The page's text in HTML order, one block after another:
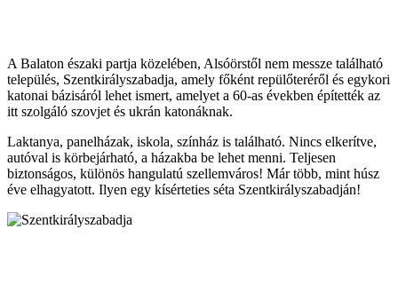
A Balaton északi partja közelében, Alsóörstől nem messze található
település, Szentkirályszabadja, amely főként repülőteréről és egykori
katonai bázisáról lehet ismert, amelyet a 60-as években építették az
itt szolgáló szovjet és ukrán katonáknak.
Laktanya, panelházak, iskola, színház is található. Nincs elkerítve,
autóval is körbejárható, a házakba be lehet menni. Teljesen
biztonságos, különös hangulatú szellemváros! Már több, mint húsz
éve elhagyatott. Ilyen egy kísérteties séta Szentkirályszabadján!